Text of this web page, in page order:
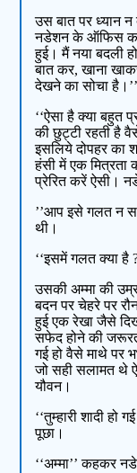
उस बात पर ध्यान न
नडेशन के ऑफिस का
हुई। मैं नया बदली
बात कर, खाना
देखने का सोचा है।’’
‘‘ऐसा है क्या बहुत
की छुट्टी रहती है
इसलिये दोपहर का
हंसी में एक
प्रेरित करें ऐसी।
’’आप इसे गलत न
थी।
‘‘इसमें गलत क्या है
उसकी अम्मा की
बदन पर चेहरे पर
हुई एक रेखा जैसे
सफेद होने की
गई हो वैसे माथे पर
जो सही सलामत थे
यौवन।
‘‘तुम्हारी शादी
पूछा।
‘‘अम्मा’’ कहकर